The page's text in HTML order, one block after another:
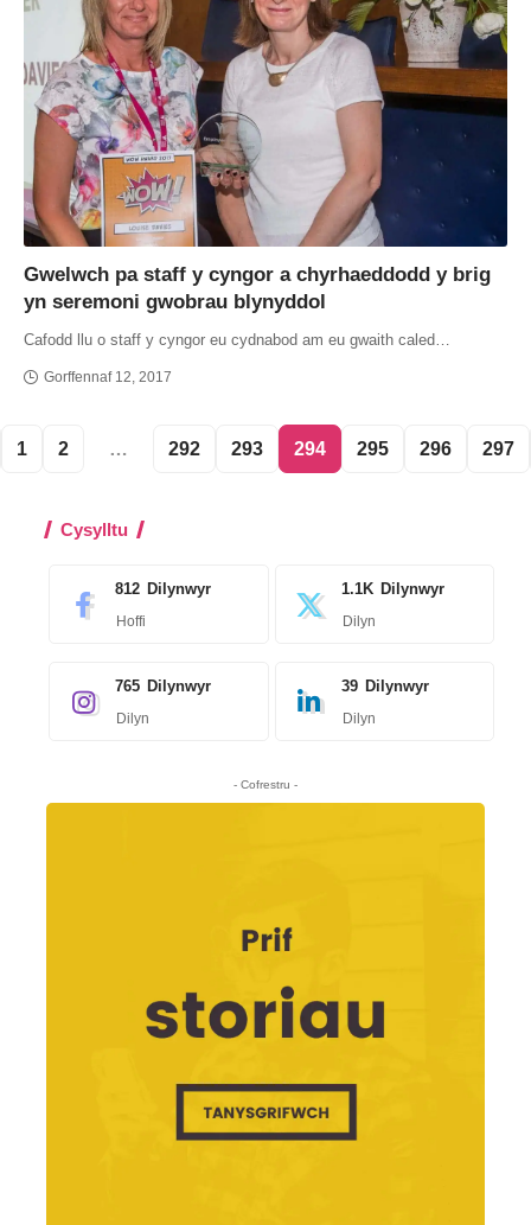
Gwelwch pa staff y cyngor a chyrhaeddodd y brig
yn seremoni gwobrau blynyddol
Cafodd llu o staff y cyngor eu cydnabod am eu gwaith caled…
Gorffennaf 12, 2017
1 2 … 292 293 294 295 296 297
Cysylltu
812 Dilynwyr
Hoffi
1.1K Dilynwyr
Dilyn
765 Dilynwyr
Dilyn
39 Dilynwyr
Dilyn
- Cofrestru -